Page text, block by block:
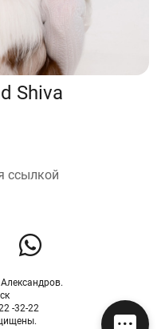
Shiva
ссылкой
-32-22